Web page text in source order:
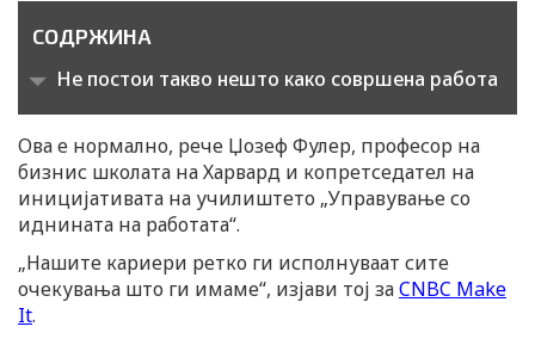
СОДРЖИНА
Не постои такво нешто како совршена работа
Ова е нормално, рече Џозеф Фулер, професор на
бизнис школата на Харвард и копретседател на
иницијативата на училиштето „Управување со
иднината на работата“.
„Нашите кариери ретко ги исполнуваат сите
очекувања што ги имаме“, изјави тој заCNBC Make
It.